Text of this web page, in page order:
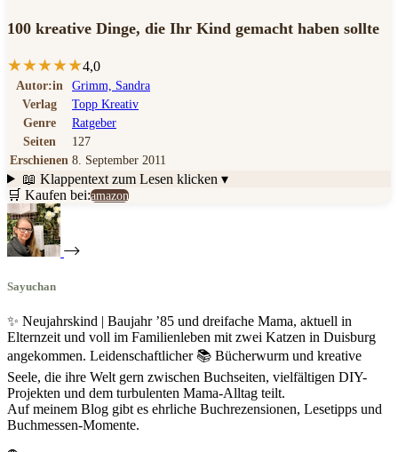
100 kreative Dinge, die Ihr Kind gemacht haben sollte
★★★★★4,0
Autor:in
Grimm, Sandra
Verlag
Topp Kreativ
Genre
Ratgeber
Seiten
127
Erschienen 8. September 2011
📖 Klappentext zum Lesen klicken ▾
🛒 Kaufen bei:amazon
Sayuchan
✨ Neujahrskind | Baujahr ’85 und dreifache Mama, aktuell in
Elternzeit und voll im Familienleben mit zwei Katzen in Duisburg
angekommen. Leidenschaftlicher 📚 Bücherwurm und kreative
Seele, die ihre Welt gern zwischen Buchseiten, vielfältigen DIY-
Projekten und dem turbulenten Mama-Alltag teilt.
Auf meinem Blog gibt es ehrliche Buchrezensionen, Lesetipps und
Buchmessen-Momente.